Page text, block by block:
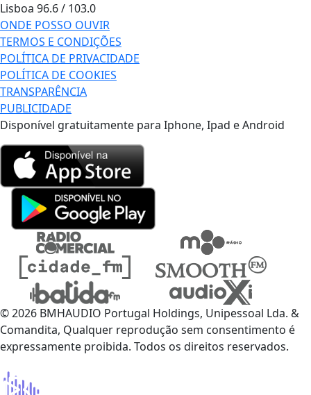
Lisboa 96.6 / 103.0
ONDE POSSO OUVIR
TERMOS E CONDIÇÕES
POLÍTICA DE PRIVACIDADE
POLÍTICA DE COOKIES
TRANSPARÊNCIA
PUBLICIDADE
Disponível gratuitamente para Iphone, Ipad e Android
© 2026 BMHAUDIO Portugal Holdings, Unipessoal Lda. &
Comandita, Qualquer reprodução sem consentimento é
expressamente proibida. Todos os direitos reservados.